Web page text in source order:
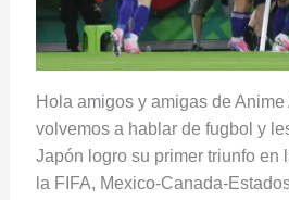
Hola amigos y amigas de
volvemos a hablar de fugbol y
Japón logro su primer triunfo en
la FIFA, Mexico-Canada-